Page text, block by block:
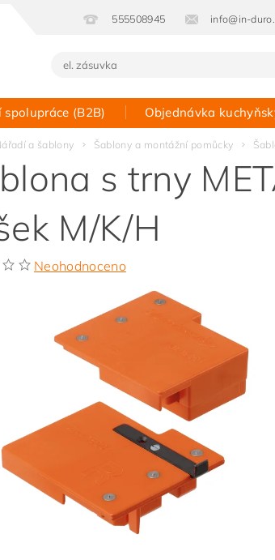
555508945 info@in-
(B2B) Objednávka
Kontakt
a šablony Šablony a montážní pomůcky
s trny
M/K/H
Neohodnoceno